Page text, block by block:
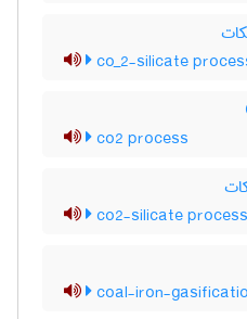
co_2-silicate
co2 process
co2-silicate process
coal-iron-